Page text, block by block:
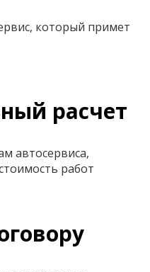
который примет
расчет
автосервиса,
работ